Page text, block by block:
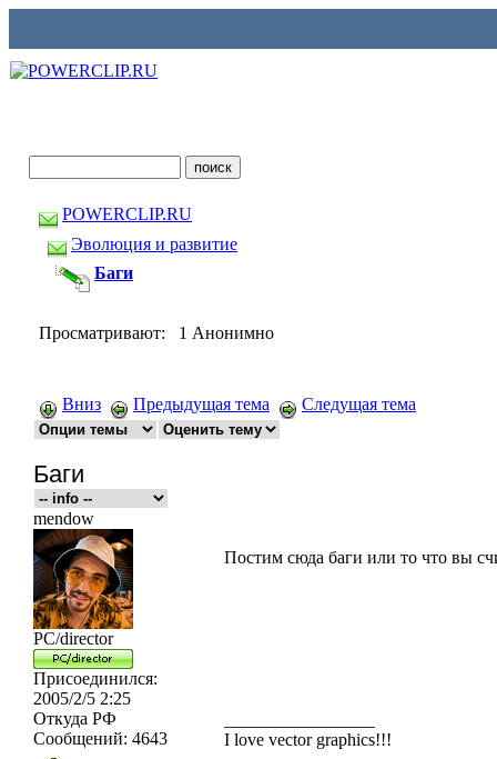
POWERCLIP.RU
Эволюция и развитие
Баги
Просматривают: 1 Анонимно
Вниз Предыдущая тема Следущая тема
Баги
mendow
PC/director
Присоединился:
2005/2/5 2:25
Откуда РФ
Сообщений: 4643
Постим сюда баги или то что вы
I love vector graphics!!!